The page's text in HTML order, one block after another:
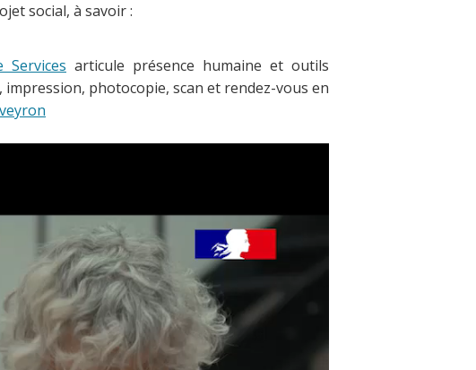
social, à savoir :
Services articule présence humaine et outils
photocopie, scan et rendez-vous en